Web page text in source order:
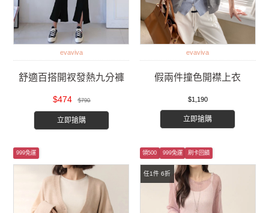
evaviva
舒適百搭開衩發熱九分褲
$474 $790
立即搶購
evaviva
假兩件撞色開襟上衣
$1,190
立即搶購
999免運
任1件 6折
領500 999免運 刷卡回饋